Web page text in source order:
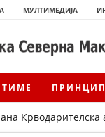
МУЛТИМЕДИЈА
Крводарителска